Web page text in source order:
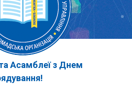
Асамблеї з Днем